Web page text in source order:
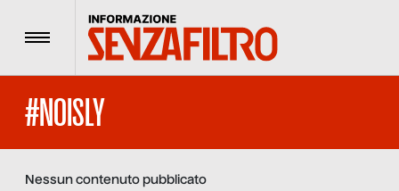
Menu
#NOISLY
Nessun contenuto pubblicato